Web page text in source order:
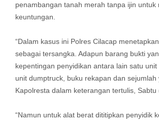
penambangan tanah merah tanpa ijin untuk
keuntungan.
“Dalam kasus ini Polres Cilacap
sebagai tersangka. Adapun barang bukti
kepentingan penyidikan antara lain satu unit
unit dumptruck, buku rekapan dan sejumlah
Kapolresta dalam keterangan tertulis, Sabtu
“Namun untuk alat berat dititipkan penyidik